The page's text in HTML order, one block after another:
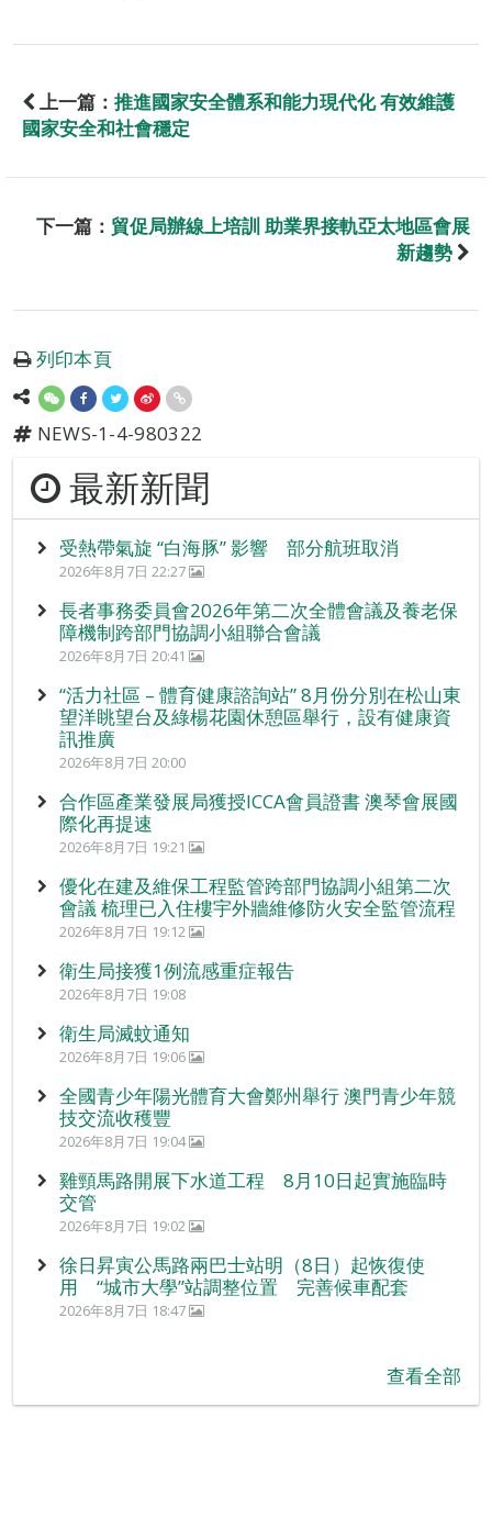
上一篇： 推進國家安全體系和能力現代化 有效維護
國家安全和社會穩定
下一篇： 貿促局辦線上培訓 助業界接軌亞太地區會展
新趨勢
列印本頁
NEWS-1-4-980322
最新新聞
受熱帶氣旋 “白海豚” 影響 部分航班取消
2026年8月7日 22:27
長者事務委員會2026年第二次全體會議及養老保
障機制跨部門協調小組聯合會議
2026年8月7日 20:41
“活力社區 – 體育健康諮詢站” 8月份分別在松山東
望洋眺望台及綠楊花園休憩區舉行，設有健康資
訊推廣
2026年8月7日 20:00
合作區產業發展局獲授ICCA會員證書 澳琴會展國
際化再提速
2026年8月7日 19:21
優化在建及維保工程監管跨部門協調小組第二次
會議 梳理已入住樓宇外牆維修防火安全監管流程
2026年8月7日 19:12
衛生局接獲1例流感重症報告
2026年8月7日 19:08
衛生局滅蚊通知
2026年8月7日 19:06
全國青少年陽光體育大會鄭州舉行 澳門青少年競
技交流收穫豐
2026年8月7日 19:04
雞頸馬路開展下水道工程 8月10日起實施臨時
交管
2026年8月7日 19:02
徐日昇寅公馬路兩巴士站明（8日）起恢復使
用 “城市大學”站調整位置 完善候車配套
2026年8月7日 18:47
查看全部